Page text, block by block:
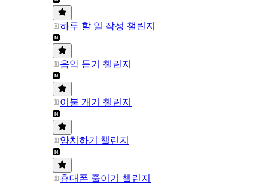
하루 할 일 작성 챌린지
음악 듣기 챌린지
이불 개기 챌린지
양치하기 챌린지
휴대폰 줄이기 챌린지